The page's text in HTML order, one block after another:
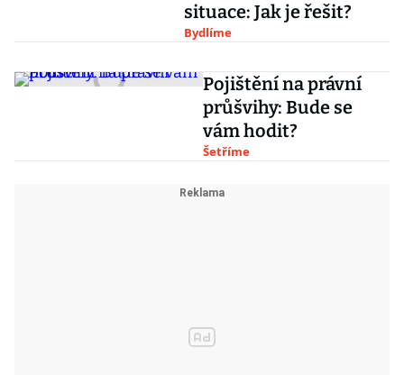
situace: Jak je řešit?
Bydlíme
Pojištění na právní
průšvihy: Bude se
vám hodit?
Šetříme